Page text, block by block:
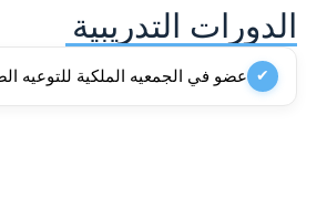
الدورات التدريبية
✔ عضو في الجمعيه الملكية للتوعيه الصحيه